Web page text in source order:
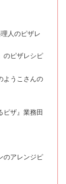
人のピザレ
のピザレシピ
ようこさんの
ピザ』業務田
のアレンジピ